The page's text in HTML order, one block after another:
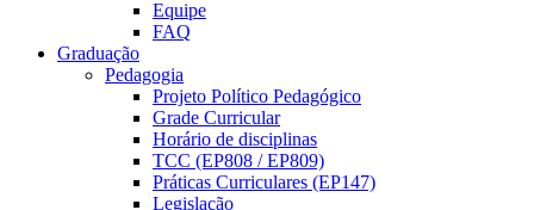
Equipe
FAQ
Graduação
Pedagogia
Projeto Político Pedagógico
Grade Curricular
Horário de disciplinas
TCC (EP808 / EP809)
Práticas Curriculares (EP147)
Legislação